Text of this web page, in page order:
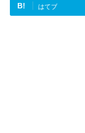
B! はてブ